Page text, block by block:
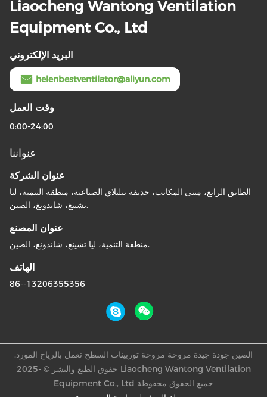
Liaocheng Wantong Ventilation
Equipment Co., Ltd
البريد الإلكتروني
helenbestventilator@aliyun.com
وقت العمل
0:00-24:00
عنواننا
عنوان الشركة
الطابق الرابع، مبنى المكاتب، حديقة بيليلاي الصناعية، منطقة التنمية، ليا
تشينغ، شاندونغ، الصين.
عنوان المصنع
منطقة التنمية، ليا تشينغ، شاندونغ، الصين.
الهاتف
86--13206355356
الصين جودة جيدة مروحة مروحة توربينات السطح تعمل بالرياح المورد.
حقوق الطبع والنشر © -2025 Liaocheng Wantong Ventilation
Equipment Co., Ltd جميع الحقوق محفوظة